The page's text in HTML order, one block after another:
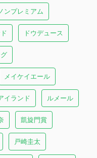
ンプレミアム
ドウデュース
メイケイエール
イランド ルメール
凱旋門賞
戸崎圭太